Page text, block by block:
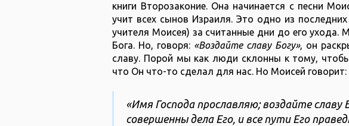
книги Второзаконие. Она начинается с песни
учит всех сынов Израиля. Это одно из
учителя Моисея) за считанные дни до его ухода.
Бога. Но, говоря: «Воздайте славу Богу», он
славу. Порой мы как люди склонны к тому,
что Он что-то сделал для нас. Но Моисей говорит:
«Имя Господа прославляю; воздайте
совершенны дела Его, и все пути Его